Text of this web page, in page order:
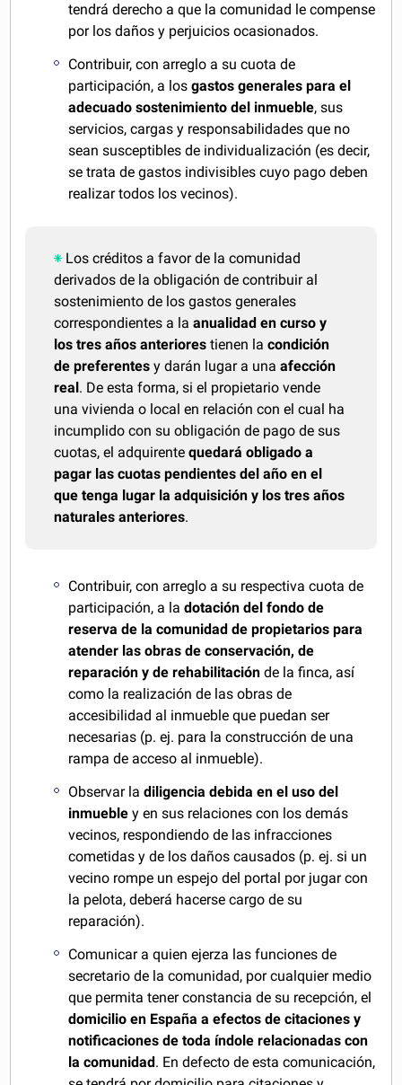
tendrá derecho a que la comunidad le compense
por los daños y perjuicios ocasionados.
Contribuir, con arreglo a su cuota de
participación, a losgastos generales para el
adecuado sostenimiento del inmueble, sus
servicios, cargas y responsabilidades que no
sean susceptibles de individualización (es decir,
se trata de gastos indivisibles cuyo pago deben
realizar todos los vecinos).
Los créditos a favor de la comunidad
derivados de la obligación de contribuir al
sostenimiento de los gastos generales
correspondientes a laanualidad en curso y
los tres años anteriores tienen lacondición
de preferentes y darán lugar a unaafección
real . De esta forma, si el propietario vende
una vivienda o local en relación con el cual ha
incumplido con su obligación de pago de sus
cuotas, el adquirentequedará obligado a
pagar las cuotas pendientes del año en el
que tenga lugar la adquisición y los tres años
naturales anteriores.
Contribuir, con arreglo a su respectiva cuota de
participación, a ladotación del fondo de
reserva de la comunidad de propietarios para
atender las obras de conservación, de
reparación y de rehabilitación de la finca, así
como la realización de las obras de
accesibilidad al inmueble que puedan ser
necesarias (p. ej. para la construcción de una
rampa de acceso al inmueble).
Observar la diligencia debida en el uso del
inmueble y en sus relaciones con los demás
vecinos, respondiendo de las infracciones
cometidas y de los daños causados (p. ej. si un
vecino rompe un espejo del portal por jugar con
la pelota, deberá hacerse cargo de su
reparación).
Comunicar a quien ejerza las funciones de
secretario de la comunidad, por cualquier medio
que permita tener constancia de su recepción, el
domicilio en España a efectos de citaciones y
notificaciones de toda índole relacionadas con
la comunidad. En defecto de esta comunicación,